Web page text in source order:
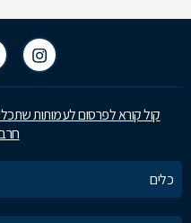
קול קורא לפרסום לעמותות
כלים